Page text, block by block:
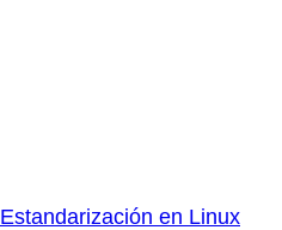
Estandarización en Linux